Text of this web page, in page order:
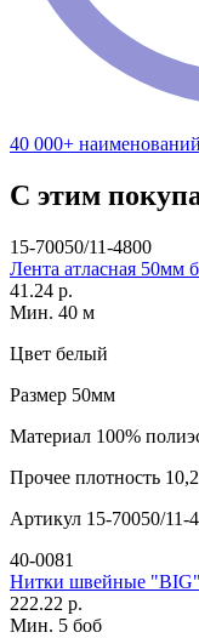
40 000+
С этим
15-70050/11-4800
Лента атласная 50мм
41.24 р.
Мин. 40 м
Цвет белый
Размер 50мм
Материал 100%
Прочее плотность
Артикул 15-70050/11-
40-0081
Нитки швейные "BIG"
222.22 р.
Мин. 5 боб